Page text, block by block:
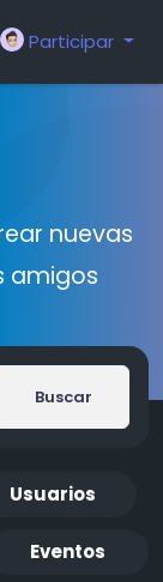
Participar
nuevas
amigos
Buscar
Usuarios
Eventos